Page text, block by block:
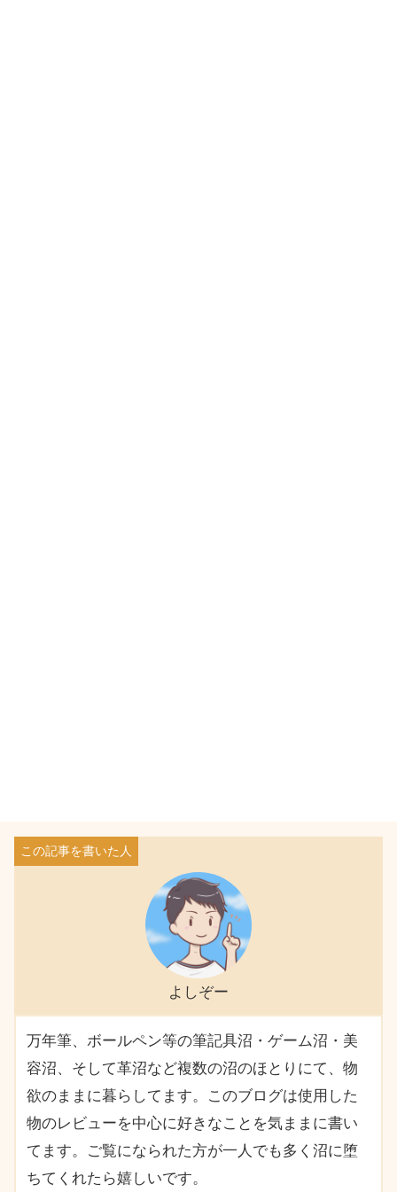
よしぞー
万年筆、ボールペン等の筆記具沼・ゲーム沼・美
容沼、そして革沼など複数の沼のほとりにて、物
欲のままに暮らしてます。このブログは使用した
物のレビューを中心に好きなことを気ままに書い
てます。ご覧になられた方が一人でも多く沼に堕
ちてくれたら嬉しいです。